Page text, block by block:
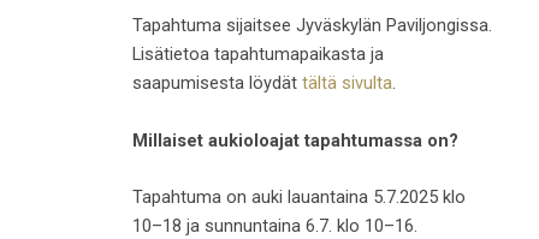
Tapahtuma sijaitsee Jyväskylän Paviljongissa.
Lisätietoa tapahtumapaikasta ja
saapumisesta löydät tältä sivulta.
Millaiset aukioloajat tapahtumassa on?
Tapahtuma on auki lauantaina 5.7.2025 klo
10–18 ja sunnuntaina 6.7. klo 10–16.